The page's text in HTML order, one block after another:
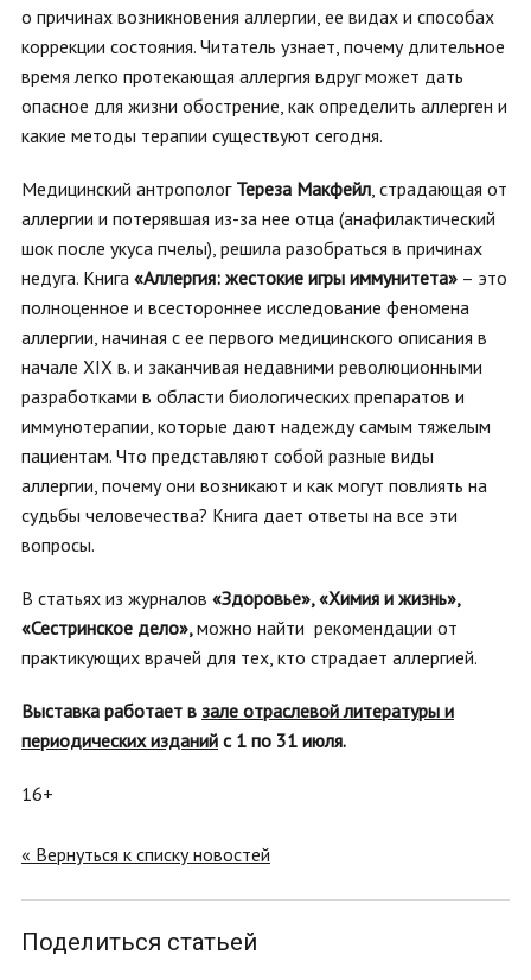
о причинах возникновения аллергии, ее видах и способах
коррекции состояния. Читатель узнает, почему длительное
время легко протекающая аллергия вдруг может дать
опасное для жизни обострение, как определить аллерген и
какие методы терапии существуют сегодня.
Медицинский антрополог Тереза Макфейл, страдающая от
аллергии и потерявшая из-за нее отца (анафилактический
шок после укуса пчелы), решила разобраться в причинах
недуга. Книга «Аллергия: жестокие игры иммунитета» – это
полноценное и всестороннее исследование феномена
аллергии, начиная с ее первого медицинского описания в
начале XIX в. и заканчивая недавними революционными
разработками в области биологических препаратов и
иммунотерапии, которые дают надежду самым тяжелым
пациентам. Что представляют собой разные виды
аллергии, почему они возникают и как могут повлиять на
судьбы человечества? Книга дает ответы на все эти
вопросы.
В статьях из журналов «Здоровье», «Химия и жизнь»,
«Сестринское дело»,можно найти рекомендации от
практикующих врачей для тех, кто страдает аллергией.
Выставка работает в зале отраслевой литературы и
периодических изданий с 1 по 31 июля.
16+
« Вернуться к списку новостей
Поделиться статьей